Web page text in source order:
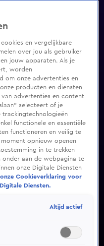
gevonden
en vergelijkbare
over jou als gebruiker
jouw apparaten. Als je
worden
om onze advertenties en
producten en diensten
advertenties en content
selecteert of je
functionele en essentiële
functioneren en veilig te
opnieuw openen
in te trekken
onder aan de webpagina te
onze Digitale Diensten
Cookieverklaring voor
Diensten.
Altijd actief